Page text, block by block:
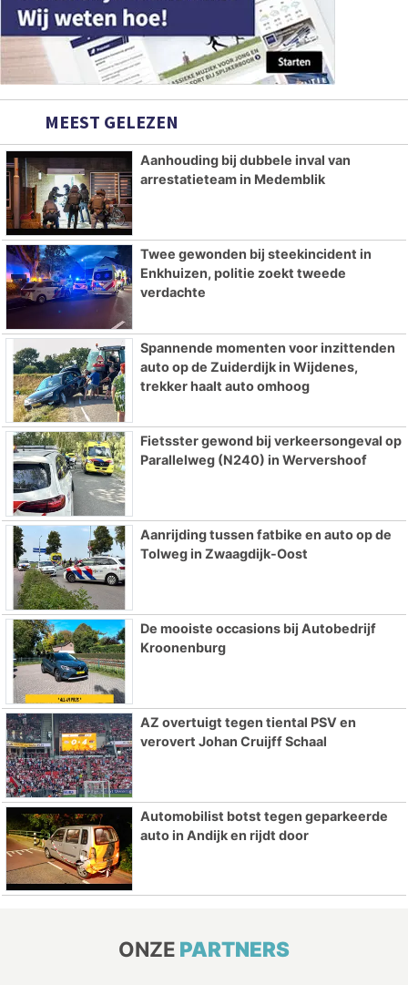
MEEST GELEZEN
Aanhouding bij dubbele inval van
arrestatieteam in Medemblik
Twee gewonden bij steekincident in
Enkhuizen, politie zoekt tweede
verdachte
Spannende momenten voor inzittenden
auto op de Zuiderdijk in Wijdenes,
trekker haalt auto omhoog
Fietsster gewond bij verkeersongeval op
Parallelweg (N240) in Wervershoof
Aanrijding tussen fatbike en auto op de
Tolweg in Zwaagdijk-Oost
De mooiste occasions bij Autobedrijf
Kroonenburg
AZ overtuigt tegen tiental PSV en
verovert Johan Cruijff Schaal
Automobilist botst tegen geparkeerde
auto in Andijk en rijdt door
ONZE PARTNERS